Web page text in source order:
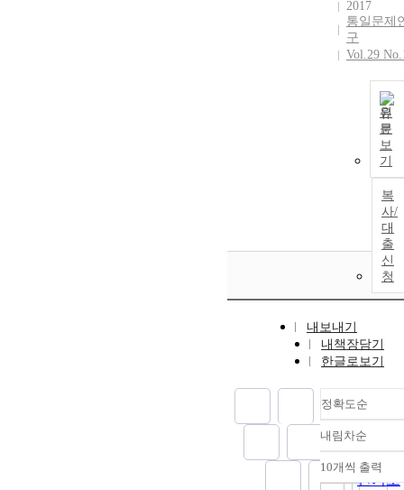
2017
통일문제
구
Vol.29
원
문
보
기
복
사/
대
출
신
청
내보내기
내책장담기
한글로보기
정확도순
정확도
순
인기도
내림차순
내림차
10개씩 출력